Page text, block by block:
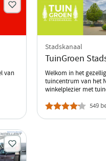
van
Stadskanaal
TuinGroen
Welkom in het
tuincentrum van het
winkelplezier met
549